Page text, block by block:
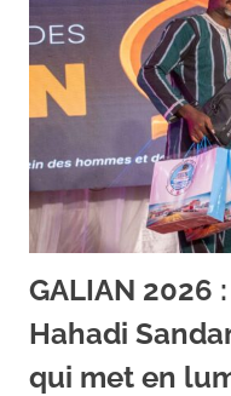
GALIAN 2026
Hahadi
qui met en